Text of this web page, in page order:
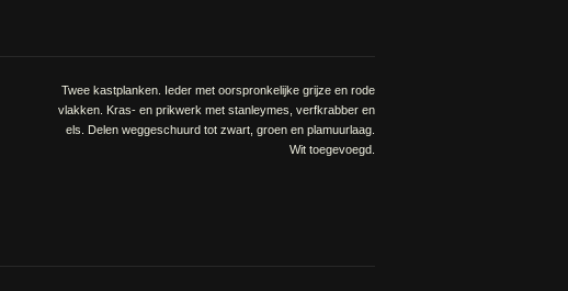
Twee kastplanken. Ieder met oorspronkelijke grijze en rode
vlakken. Kras- en prikwerk met stanleymes, verfkrabber en
els. Delen weggeschuurd tot zwart, groen en plamuurlaag.
Wit toegevoegd.